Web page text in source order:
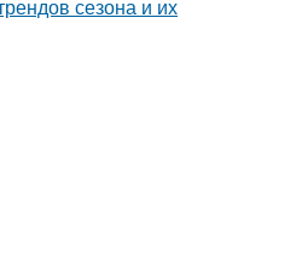
сезона и их